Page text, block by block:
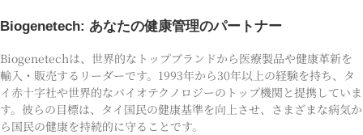
Biogenetech: あなたの健康管理のパートナー
Biogenetechは、世界的なトップブランドから医療製品や健康革新を
輸入・販売するリーダーです。1993年から30年以上の経験を持ち、タ
イ赤十字社や世界的なバイオテクノロジーのトップ機関と提携していま
す。彼らの目標は、タイ国民の健康基準を向上させ、さまざまな病気か
ら国民の健康を持続的に守ることです。